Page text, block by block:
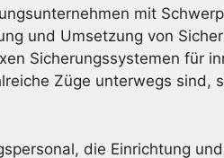
mit
und Umsetzung von
Sicherungssystemen für
Züge unterwegs sind,
die Einrichtung